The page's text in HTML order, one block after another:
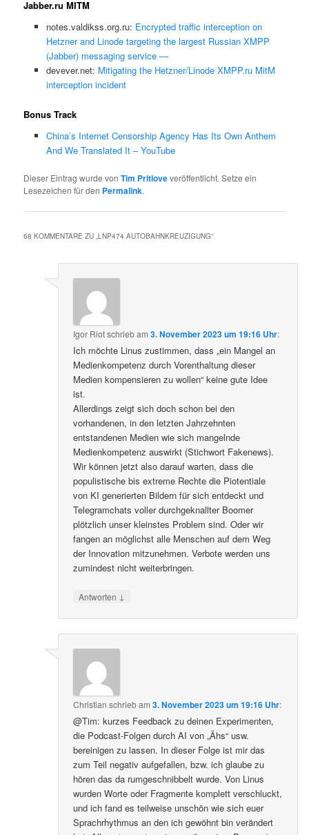
Jabber.ru MITM
notes.valdikss.org.ru: Encrypted traffic interception on
Hetzner and Linode targeting the largest Russian XMPP
(Jabber) messaging service —
devever.net: Mitigating the Hetzner/Linode XMPP.ru MitM
interception incident
Bonus Track
China’s Internet Censorship Agency Has Its Own Anthem
And We Translated It – YouTube
Dieser Eintrag wurde vonTim Pritloveveröffentlicht. Setze ein
Lesezeichen für den Permalink.
68 KOMMENTARE ZU „LNP474 AUTOBAHNKREUZIGUNG“
Igor Riotschriebam3. November 2023 um 19:16 Uhr:
Ich möchte Linus zustimmen, dass „ein Mangel an
Medienkompetenz durch Vorenthaltung dieser
Medien kompensieren zu wollen“ keine gute Idee
ist.
Allerdings zeigt sich doch schon bei den
vorhandenen, in den letzten Jahrzehnten
entstandenen Medien wie sich mangelnde
Medienkompetenz auswirkt (Stichwort Fakenews).
Wir können jetzt also darauf warten, dass die
populistische bis extreme Rechte die Piotentiale
von KI generierten Bildern für sich entdeckt und
Telegramchats voller durchgeknallter Boomer
plötzlich unser kleinstes Problem sind. Oder wir
fangen an möglichst alle Menschen auf dem Weg
der Innovation mitzunehmen. Verbote werden uns
zumindest nicht weiterbringen.
Antworten ↓
Christian schriebam3. November 2023 um 19:16 Uhr:
@Tim: kurzes Feedback zu deinen Experimenten,
die Podcast-Folgen durch AI von „Ähs“ usw.
bereinigen zu lassen. In dieser Folge ist mir das
zum Teil negativ aufgefallen, bzw. ich glaube zu
hören das da rumgeschnibbelt wurde. Von Linus
wurden Worte oder Fragmente komplett verschluckt,
und ich fand es teilweise unschön wie sich euer
Sprachrhythmus an den ich gewöhnt bin verändert